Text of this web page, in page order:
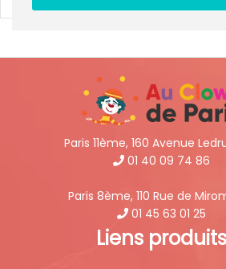
Paris 11ème, 160 Avenue
01 40 09 74 86
Paris 8ème, 110 Rue de
01 45 63 01 25
Liens produits